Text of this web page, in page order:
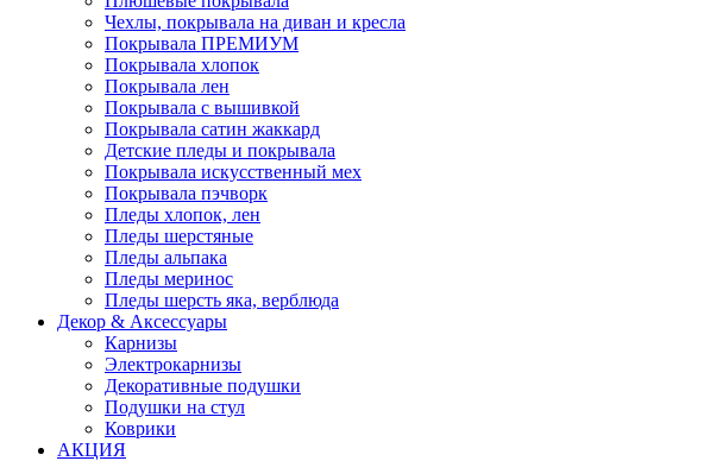
Чехлы, покрывала на диван и кресла
Покрывала ПРЕМИУМ
Покрывала хлопок
Покрывала лен
Покрывала с вышивкой
Покрывала сатин жаккард
Детские пледы и покрывала
Покрывала искусственный мех
Покрывала пэчворк
Пледы хлопок, лен
Пледы шерстяные
Пледы альпака
Пледы меринос
Пледы шерсть яка, верблюда
Декор & Аксессуары
Карнизы
Электрокарнизы
Декоративные подушки
Подушки на стул
Коврики
АКЦИЯ